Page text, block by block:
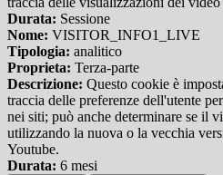
Durata: Sessione
Nome: VISITOR_INFO1_LIVE
Tipologia: analitico
Proprieta: Terza-parte
Descrizione: Questo cookie è
traccia delle preferenze dell'utente
nei siti; può anche determinare se il
utilizzando la nuova o la vecchia
Youtube.
Durata: 6 mesi